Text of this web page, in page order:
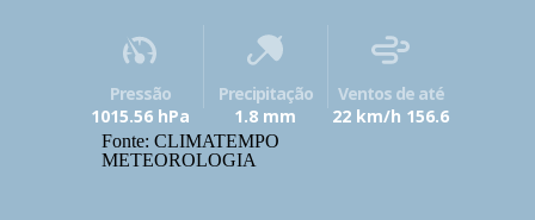
Pressão
1015.56 hPa
Precipitação
1.8 mm
Ventos de até
22 km/h 156.6
Fonte: CLIMATEMPO
METEOROLOGIA